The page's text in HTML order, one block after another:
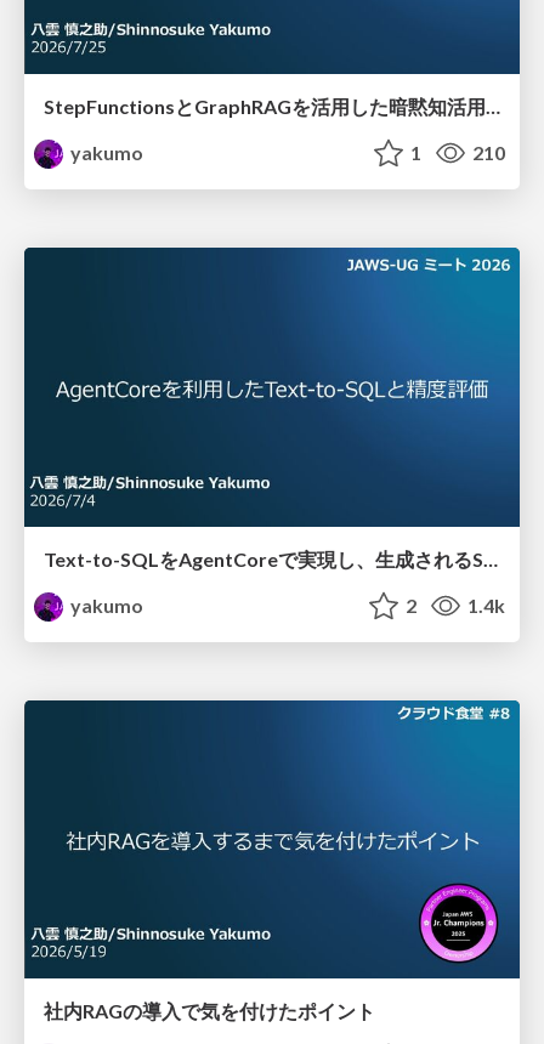
StepFunctionsとGraphRAGを活用した暗黙知活用のためのRAG基盤
yakumo
1 210
yakumo
2 1.4k
社内RAGの導入で気を付けたポイント